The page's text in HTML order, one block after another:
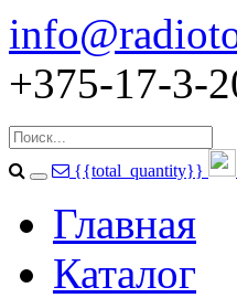
+375-17-3-
{{total_quantity}}
Главная
Каталог